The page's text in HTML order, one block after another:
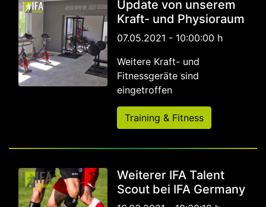
Update von unserem
Kraft- und Physioraum
07.05.2021 - 10:00:00 h
Weitere Kraft- und
Fitnessgeräte sind
eingetroffen
Training & Fitness
Weiterer IFA Talent
Scout bei IFA Germany